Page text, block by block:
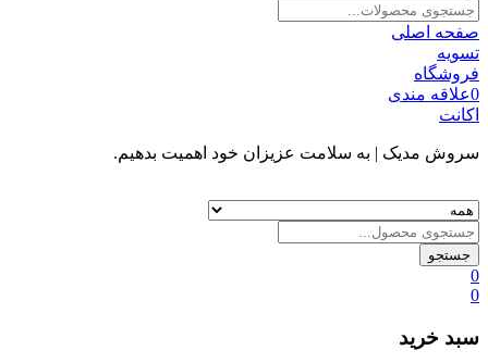
صفحه اصلی
تسویه
فروشگاه
0علاقه مندی
اکانت
سروش مدیک | به سلامت عزیزان خود اهمیت بدهیم.
جستجو
0
0
سبد خرید